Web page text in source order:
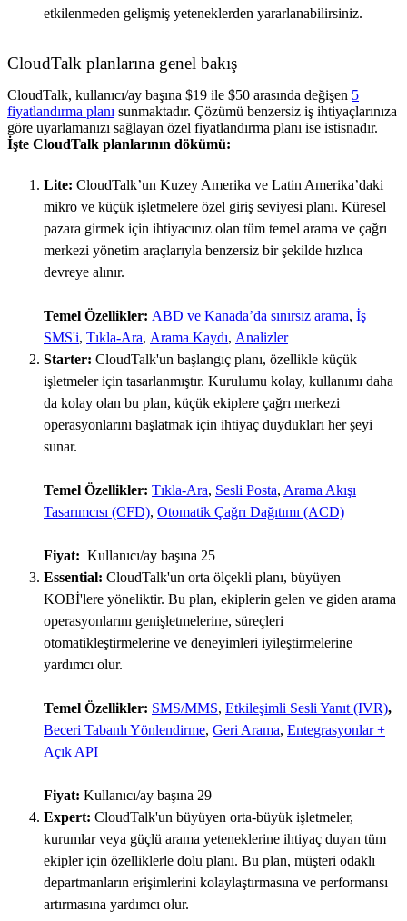
etkilenmeden gelişmiş yeteneklerden yararlanabilirsiniz.
CloudTalk planlarına genel bakış
CloudTalk, kullanıcı/ay başına $19 ile $50 arasında değişen 5
fiyatlandırma planı sunmaktadır. Çözümü benzersiz iş ihtiyaçlarınıza
göre uyarlamanızı sağlayan özel fiyatlandırma planı ise istisnadır.
İşte CloudTalk planlarının dökümü:
Lite: CloudTalk’un Kuzey Amerika ve Latin Amerika’daki
mikro ve küçük işletmelere özel giriş seviyesi planı. Küresel
pazara girmek için ihtiyacınız olan tüm temel arama ve çağrı
merkezi yönetim araçlarıyla benzersiz bir şekilde hızlıca
devreye alınır.
Temel Özellikler: ABD ve Kanada’da sınırsız arama, İş
SMS'i, Tıkla-Ara, Arama Kaydı, Analizler
Starter: CloudTalk'un başlangıç planı, özellikle küçük
işletmeler için tasarlanmıştır. Kurulumu kolay, kullanımı daha
da kolay olan bu plan, küçük ekiplere çağrı merkezi
operasyonlarını başlatmak için ihtiyaç duydukları her şeyi
sunar.
Temel Özellikler: Tıkla-Ara, Sesli Posta, Arama Akışı
Tasarımcısı (CFD), Otomatik Çağrı Dağıtımı (ACD)
Fiyat: Kullanıcı/ay başına 25
Essential: CloudTalk'un orta ölçekli planı, büyüyen
KOBİ'lere yöneliktir. Bu plan, ekiplerin gelen ve giden arama
operasyonlarını genişletmelerine, süreçleri
otomatikleştirmelerine ve deneyimleri iyileştirmelerine
yardımcı olur.
Temel Özellikler: SMS/MMS, Etkileşimli Sesli Yanıt (IVR),
Beceri Tabanlı Yönlendirme, Geri Arama, Entegrasyonlar +
Açık API
Fiyat: Kullanıcı/ay başına 29
Expert: CloudTalk'un büyüyen orta-büyük işletmeler,
kurumlar veya güçlü arama yeteneklerine ihtiyaç duyan tüm
ekipler için özelliklerle dolu planı. Bu plan, müşteri odaklı
departmanların erişimlerini kolaylaştırmasına ve performansı
artırmasına yardımcı olur.